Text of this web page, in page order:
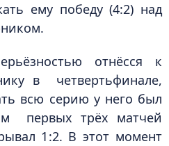
ему победу (4:2) над
отнёсся к
в
четвертьфинале,
всю серию у него был
первых трёх матчей
1:2. В этот момент